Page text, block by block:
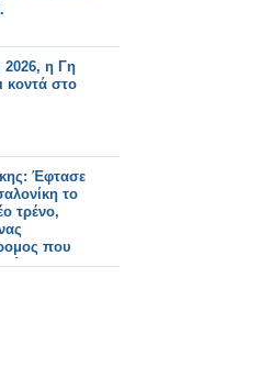
2026, η Γη
κοντά στο
Έφτασε
το
τρένο,
που
οι